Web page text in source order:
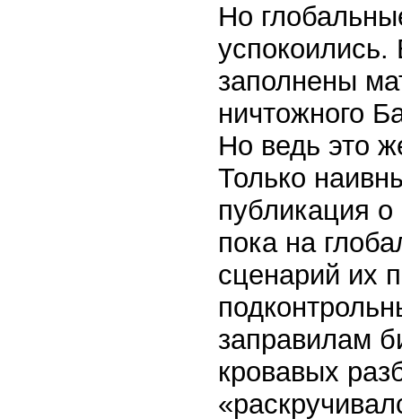
Но
заполнены
ничтожного
Но ведь это
Только
публикация
пока на
сценарий их
заправилам
кровавых